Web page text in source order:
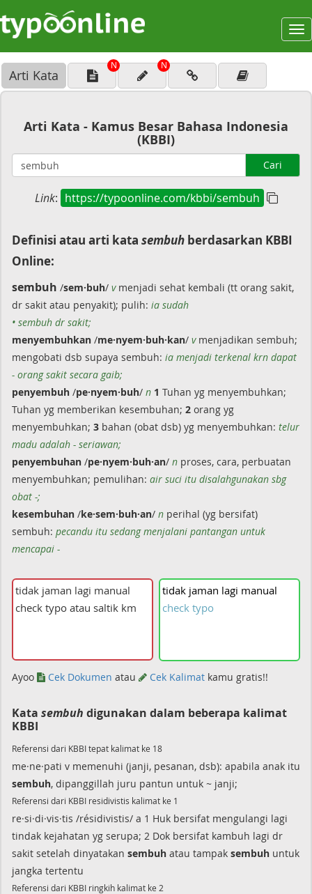
Arti Kata
N N
Arti Kata - Kamus Besar Bahasa Indonesia
(KBBI)
Cari
Link: https://typoonline.com/kbbi/sembuh
Definisi atau arti kata sembuh berdasarkan KBBI
Online:
sembuh /sem·buh/ vmenjadi sehat kembali (tt orang sakit,
dr sakit atau penyakit); pulih: ia sudah
• sembuh dr sakit;
menyembuhkan /me·nyem·buh·kan/ vmenjadikan sembuh;
mengobati dsb supaya sembuh: ia menjadi terkenal krn dapat
- orang sakit secara gaib;
penyembuh /pe·nyem·buh/ n 1 Tuhan yg menyembuhkan;
Tuhan yg memberikan kesembuhan; 2 orang yg
menyembuhkan; 3 bahan (obat dsb) yg menyembuhkan: telur
madu adalah - seriawan;
penyembuhan /pe·nyem·buh·an/ n proses, cara, perbuatan
menyembuhkan; pemulihan: air suci itu disalahgunakan sbg
obat -;
kesembuhan /ke·sem·buh·an/ n perihal (yg bersifat)
sembuh: pecandu itu sedang menjalani pantangan untuk
mencapai -
tidak jaman lagi manual
check typo
Ayoo Cek Dokumen atau Cek Kalimat kamu gratis!!
Kata sembuh digunakan dalam beberapa kalimat
KBBI
Referensi dari KBBI tepat kalimat ke 18
me·ne·pati v memenuhi (janji, pesanan, dsb): apabila anak itu
sembuh, dipanggillah juru pantun untuk ~ janji;
Referensi dari KBBI residivistis kalimat ke 1
re·si·di·vis·tis /résidivistis/ a 1 Huk bersifat mengulangi lagi
tindak kejahatan yg serupa; 2 Dok bersifat kambuh lagi dr
sakit setelah dinyatakan sembuh atau tampak sembuh untuk
jangka tertentu
Referensi dari KBBI ringkih kalimat ke 2